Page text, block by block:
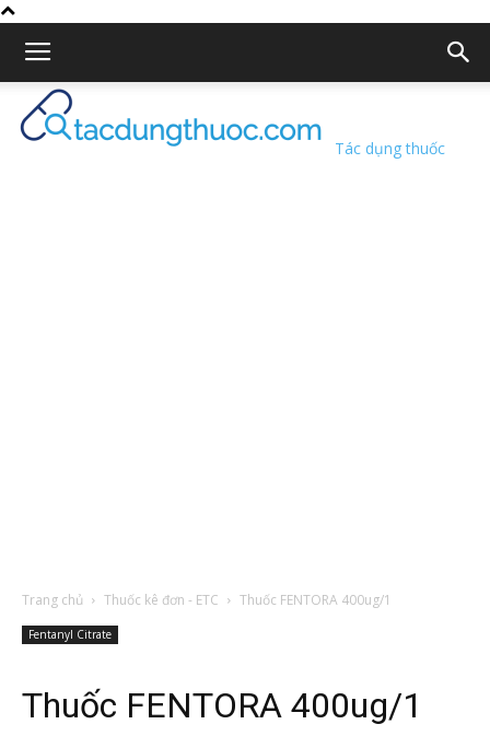
Tác dụng thuốc
Trang chủ Thuốc kê đơn - ETC Thuốc FENTORA 400ug/1
Fentanyl Citrate
Thuốc FENTORA 400ug/1